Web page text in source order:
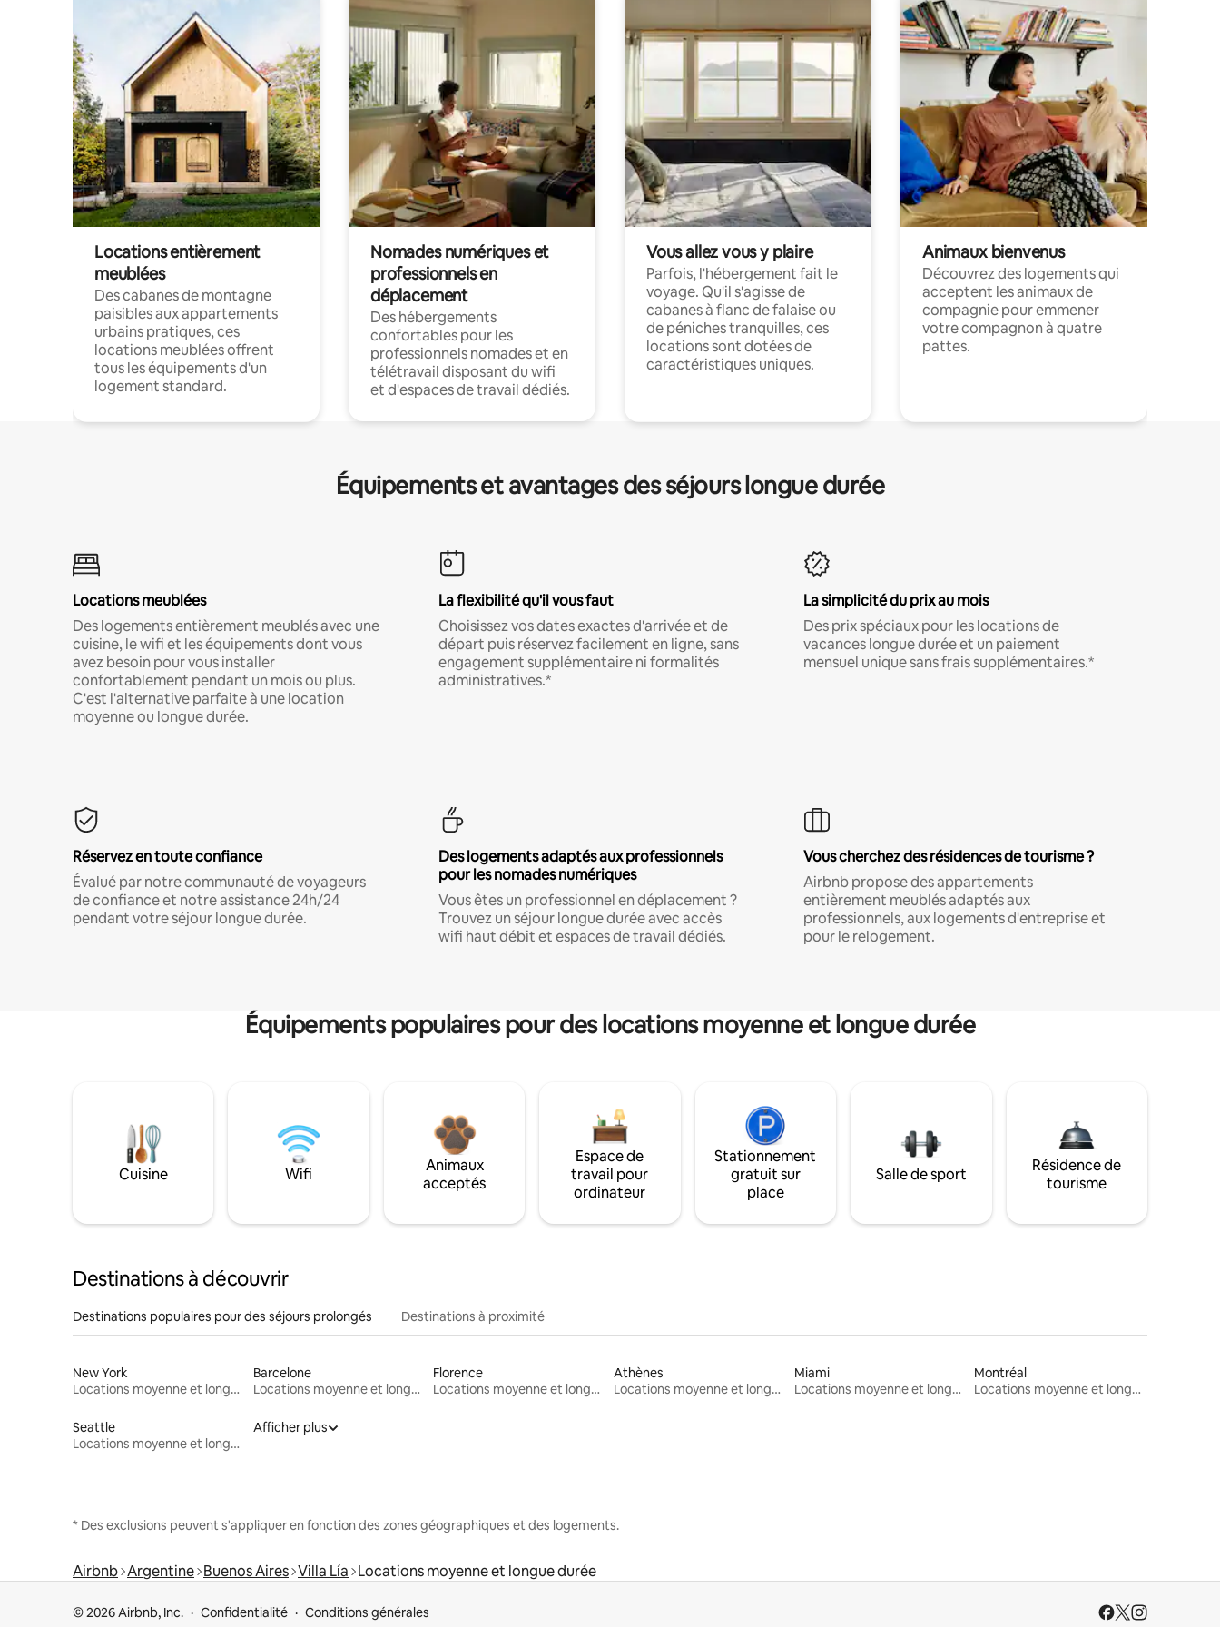
Locations entièrement
meublées
Des cabanes de montagne
paisibles aux appartements
urbains pratiques, ces
locations meublées offrent
tous les équipements d'un
logement standard.
Nomades numériques et
professionnels en
déplacement
Des hébergements
confortables pour les
professionnels nomades et en
télétravail disposant du wifi
et d'espaces de travail dédiés.
Vous allez vous y plaire
Parfois, l'hébergement fait le
voyage. Qu'il s'agisse de
cabanes à flanc de falaise ou
de péniches tranquilles, ces
locations sont dotées de
caractéristiques uniques.
Animaux bienvenus
Découvrez des logements qui
acceptent les animaux de
compagnie pour emmener
votre compagnon à quatre
pattes.
Équipements et avantages des séjours longue durée
Locations meublées
Des logements entièrement meublés avec une
cuisine, le wifi et les équipements dont vous
avez besoin pour vous installer
confortablement pendant un mois ou plus.
C'est l'alternative parfaite à une location
moyenne ou longue durée.
La flexibilité qu'il vous faut
Choisissez vos dates exactes d'arrivée et de
départ puis réservez facilement en ligne, sans
engagement supplémentaire ni formalités
administratives.*
La simplicité du prix au mois
Des prix spéciaux pour les locations de
vacances longue durée et un paiement
mensuel unique sans frais supplémentaires.*
Réservez en toute confiance
Évalué par notre communauté de voyageurs
de confiance et notre assistance 24h/24
pendant votre séjour longue durée.
Des logements adaptés aux professionnels
pour les nomades numériques
Vous êtes un professionnel en déplacement ?
Trouvez un séjour longue durée avec accès
wifi haut débit et espaces de travail dédiés.
Vous cherchez des résidences de tourisme ?
Airbnb propose des appartements
entièrement meublés adaptés aux
professionnels, aux logements d'entreprise et
pour le relogement.
Équipements populaires pour des locations moyenne et longue durée
Cuisine Wifi
Animaux
acceptés
Espace de
travail pour
ordinateur
Stationnement
gratuit sur
place
Salle de sport
Résidence de
tourisme
Destinations à découvrir
Destinations populaires pour des séjours prolongés Destinations à proximité
New York
Locations moyenne et longue durée
Barcelone
Locations moyenne et longue durée
Florence
Locations moyenne et longue durée
Athènes
Locations moyenne et longue durée
Miami
Locations moyenne et longue durée
Montréal
Locations moyenne et longue durée
Seattle
Locations moyenne et longue durée
Afficher plus
* Des exclusions peuvent s'appliquer en fonction des zones géographiques et des logements.
Airbnb Argentine Buenos Aires Villa Lía Locations moyenne et longue durée
© 2026 Airbnb, Inc. Confidentialité Conditions générales